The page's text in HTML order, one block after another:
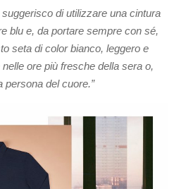
di utilizzare una cintura
blu e, da portare sempre con sé,
seta di color bianco, leggero e
ore più fresche della sera o,
persona del cuore.”